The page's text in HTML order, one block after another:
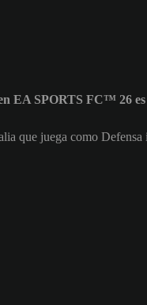
EA SPORTS FC™ 26 es
que juega como